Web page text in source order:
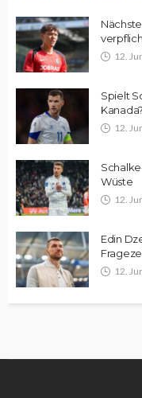
12.
Spielt
12.
Wüste
12.
Edin
12.